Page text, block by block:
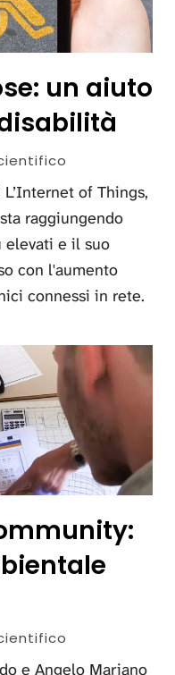
un aiuto
of Things,
raggiungendo
e il suo
con l'aumento
connessi in rete.
e Angelo Mariano